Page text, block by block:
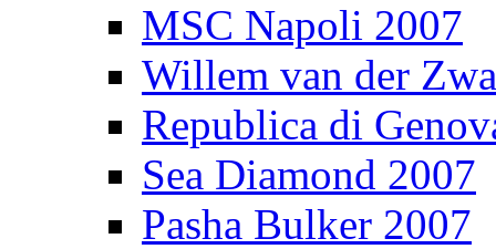
MSC Napoli 2007
Willem van der
Republica di
Sea Diamond 2007
Pasha Bulker 2007